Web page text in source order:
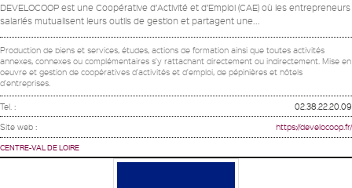
DEVELOCOOP est une Coopérative d’Activité et d’Emploi (CAE) où les entrepreneurs
salariés mutualisent leurs outils de gestion et partagent une...
Production de biens et services, études, actions de formation ainsi que toutes activités
annexes, connexes ou complémentaires s'y rattachant directement ou indirectement. Mise en
oeuvre et gestion de coopératives d'activités et d'emploi, de pépinières et hôtels
d'entreprises.
Tel. : 02.38.22.20.09
Site web : https://develocoop.fr/
CENTRE-VAL DE LOIRE